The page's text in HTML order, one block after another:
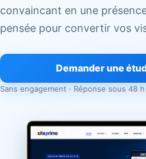
convaincant en une
pensée pour convertir vos
Demander une
Sans engagement · Réponse sous 48